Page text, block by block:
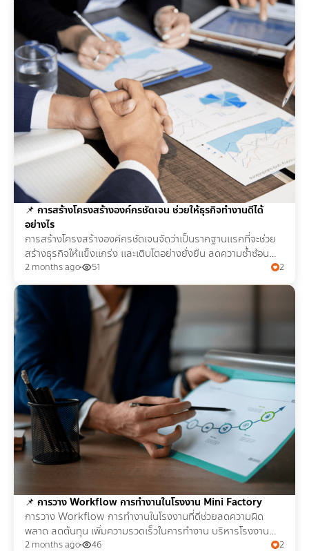
📌 การสร้างโครงสร้างองค์กรชัดเจน ช่วยให้ธุรกิจทำงานดีได้
อย่างไร
การสร้างโครงสร้างองค์กรชัดเจนจัดว่าเป็นรากฐานแรกที่จะช่วย
สร้างธุรกิจให้แข็งแกร่ง และเติบโตอย่างยั่งยืน ลดความซ้ำซ้อน
ความผิดพลาดที่อาจเกิดขึ้นในอนาคตได้
2 months ago 51 2
📌 การวาง Workflow การทำงานในโรงงาน Mini Factory
การวาง Workflow การทำงานในโรงงานที่ดีช่วยลดความผิด
พลาด ลดต้นทุน เพิ่มความรวดเร็วในการทำงาน บริหารโรงงาน
ขนาดเล็ก หรือ Mini Factory เป็นระบบมากขึ้นกว่าเดิม
2 months ago 46 2